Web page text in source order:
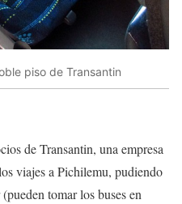
piso de Transantin
de Transantin, una empresa
viajes a Pichilemu, pudiendo
tomar los buses en